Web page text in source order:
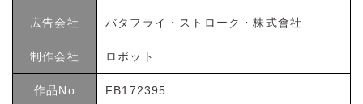
広告会社 バタフライ・ストローク・株式會社
制作会社 ロボット
作品No FB172395